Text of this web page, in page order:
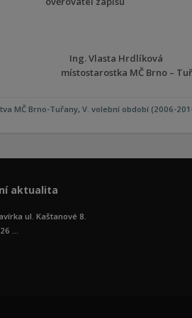
Ing. Vlasta Hrdlíková
místostarostka MČ Brno –
MČ Brno-Tuřany, V. volební období (2006-
aktualita
ul. Kaštanové 8.
...